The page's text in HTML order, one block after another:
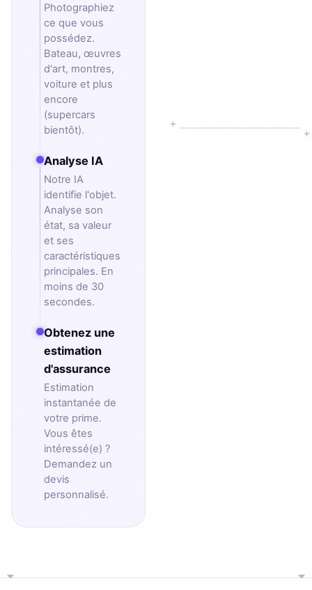
Photographiez
ce que vous
possédez.
Bateau, œuvres
d'art, montres,
voiture et plus
encore
(supercars
bientôt).
Analyse IA
Notre IA
identifie l'objet.
Analyse son
état, sa valeur
et ses
caractéristiques
principales. En
moins de 30
secondes.
Obtenez une
estimation
d'assurance
Estimation
instantanée de
votre prime.
Vous êtes
intéressé(e) ?
Demandez un
devis
personnalisé.
+
+